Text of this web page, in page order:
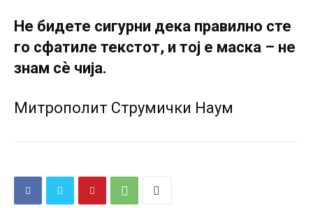
Не бидете сигурни дека правилно сте
го сфатиле текстот, и тој е маска – не
знам сѐ чија.
Митрополит Струмички Наум